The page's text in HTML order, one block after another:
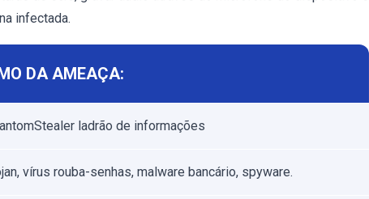
infectada.
DA AMEAÇA:
ladrão de informações
vírus rouba-senhas, malware bancário, spyware.